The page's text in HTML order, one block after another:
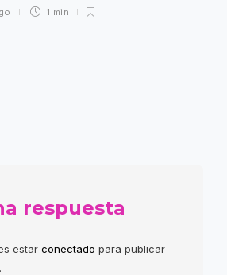
1 min
respuesta
estar conectado para publicar